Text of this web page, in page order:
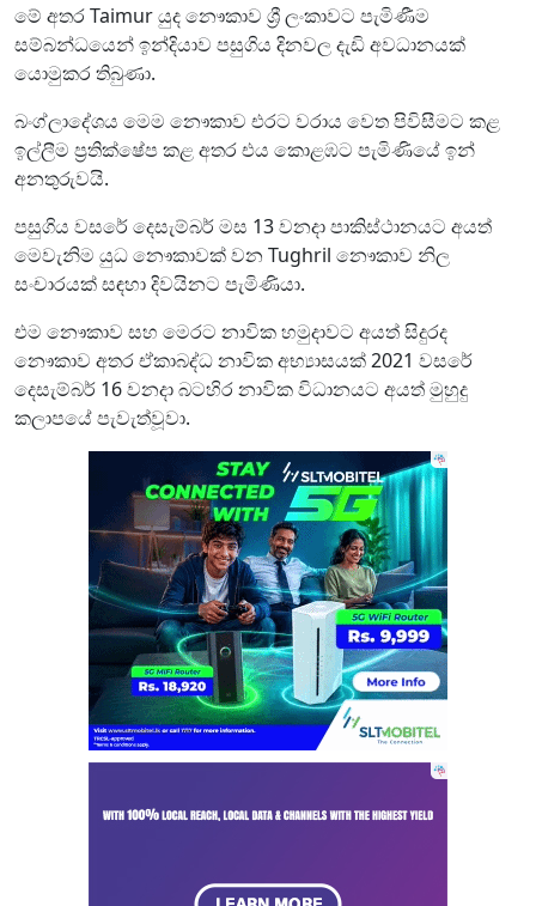
මේ අතර Taimur යුද නෞකාව ශ්‍රී ලංකාවට පැමිණීම
සම්බන්ධයෙන් ඉන්දියාව පසුගිය දිනවල දැඩි අවධානයක්
යොමුකර තිබුණා.
බංග්ලාදේශය මෙම නෞකාව එරට වරාය වෙත පිවිසීමට කළ
ඉල්ලීම ප්‍රතික්ෂේප කළ අතර එය කොළඹට පැමිණියේ ඉන්
අනතුරුවයි.
පසුගිය වසරේ දෙසැම්බර් මස 13 වනදා පාකිස්ථානයට අයත්
මෙවැනිම යුධ නෞකාවක් වන Tughril නෞකාව නිල
සංචාරයක් සඳහා දිවයිනට පැමිණියා.
එම නෞකාව සහ මෙරට නාවික හමුදාවට අයත් සිදුරද
නෞකාව අතර ඒකාබද්ධ නාවික අභ්‍යාසයක් 2021 වසරේ
දෙසැම්බර් 16 වනදා බටහිර නාවික විධානයට අයත් මුහුදු
කලාපයේ පැවැත්වූවා.